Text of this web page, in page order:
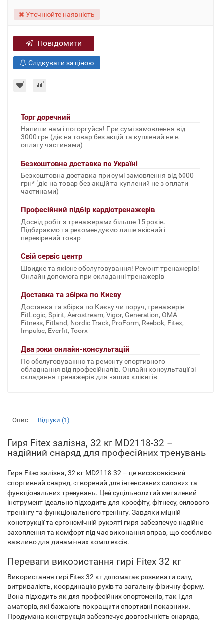
Уточнюйте наявність
Повідомити
Слідкувати за ціною
Торг доречний
Напиши нам і поторгуйся! При сумі замовлення від
3000 грн (діє на товар без акцій та куплений не в
оплату частинами)
Безкоштовна доставка по Україні
Безкоштовна доставка при сумі замовлення від 6000
грн* (діє на товар без акцій та куплений не з оплати
частинами)
Професійний підбір кардіотренажерів
Досвід робіт з тренажерами більше 15 років.
Підбираємо та рекомендуємо лише якісний і
перевірений товар
Свій сервіс центр
Швидке та якісне обслуговування! Ремонт тренажерів!
Онлайн допомога при складанні тренажерів
Доставка та збірка по Києву
Доставка та збірка по Києву чи поруч, тренажерів
FitLogic, Spirit, Aerostream, Vigor, Generation, OMA
Fitness, Fitland, Nordic Track, ProForm, Reebok, Fitex,
Impulse, Everfit, Toorx
Два роки онлайн-консультацій
По обслуговуванню та ремонту спортивного
обладнання від професійналів. Онлайн консультації зі
складання тренажерів для наших клієнтів
Опис Відгуки (1)
Гиря Fitex залізна, 32 кг MD2118-32 –
надійний снаряд для професійних тренувань
Гиря Fitex залізна, 32 кг MD2118-32 – це високоякісний
спортивний снаряд, створений для інтенсивних силових та
функціональних тренувань. Цей суцільнолитий металевий
інструмент ідеально підходить для кросфіту, фітнесу, силового
тренінгу та функціонального тренінгу. Завдяки міцній
конструкції та ергономічній рукояті гиря забезпечує надійне
захоплення та комфорт під час виконання вправ, що особливо
важливо для динамічних комплексів.
Переваги використання гирі Fitex 32 кг
Використання гирі Fitex 32 кг допомагає розвивати силу,
витривалість, координацію рухів та загальну фізичну форму.
Вона підходить як для професійних спортсменів, так і для
аматорів, які бажають покращити спортивні показники.
Продумана конструкція забезпечує довговічність снаряда,